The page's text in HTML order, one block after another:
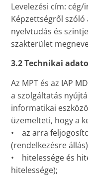
Levelezési cím:
Képzettségről szóló
nyelvtudás és
szakterület
3.2 Technikai
Az MPT és az IAP
a szolgáltatás
informatikai
üzemelteti, hogy a
• az arra
(rendelkezésre
• hitelessége és
hitelessége);